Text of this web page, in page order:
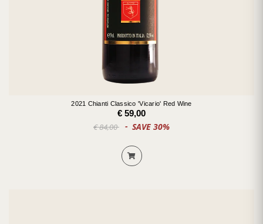
2021 Chianti Classico 'Vicario' Red Wine
€ 59,00
€ 84,00 SAVE 30%